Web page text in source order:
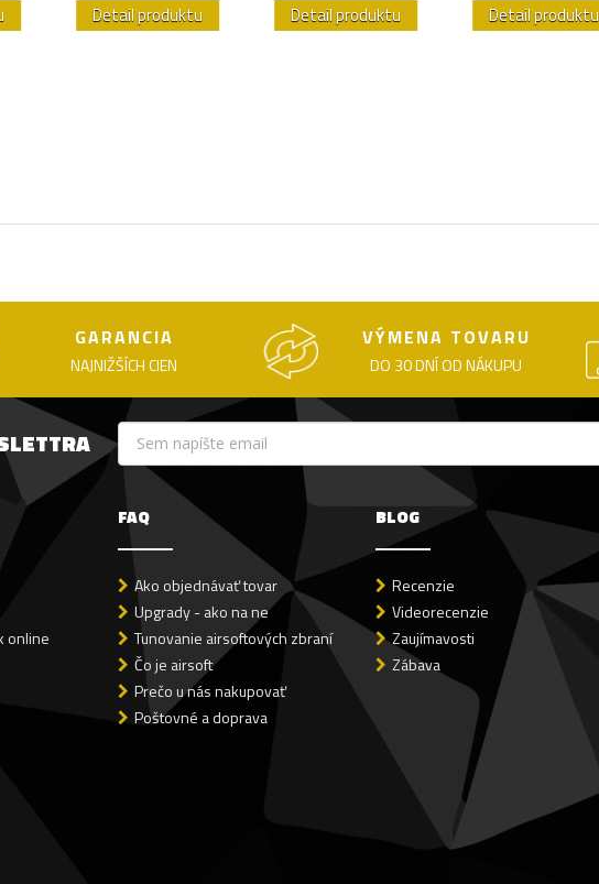
Detail produktu Detail produktu Detail produktu
GARANCIA
NAJNIŽŠÍCH CIEN
VÝMENA TOVARU
DO 30 DNÍ OD NÁKUPU
online
FAQ
Ako objednávať tovar
Upgrady - ako na ne
Tunovanie airsoftových zbraní
Čo je airsoft
Prečo u nás nakupovať
Poštovné a doprava
BLOG
Recenzie
Videorecenzie
Zaujímavosti
Zábava